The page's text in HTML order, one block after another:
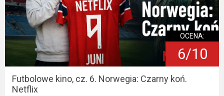
OCENA:
6/10
Futbolowe kino, cz. 6. Norwegia: Czarny koń.
Netflix